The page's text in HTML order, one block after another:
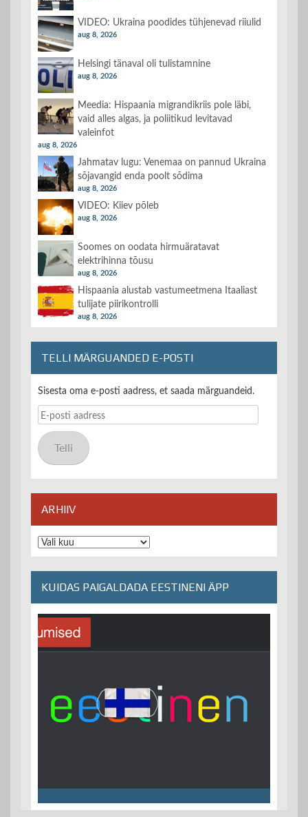
VIDEO: Ukraina poodides tühjenevad riiulid
aug 8, 2026
Helsingi tänaval oli tulistamnine
aug 8, 2026
Meedia: Hispaania migrandikriis pole läbi,
vaid alles algas, ja poliitikud levitavad
valeinfot
aug 8, 2026
Jahmatav lugu: Venemaa on pannud Ukraina
sõjavangid enda poolt sõdima
aug 8, 2026
VIDEO: Kiiev põleb
aug 8, 2026
Soomes on oodata hirmuäratavat
elektrihinna tõusu
aug 8, 2026
Hispaania alustab vastumeetmena Itaaliast
tulijate piirikontrolli
aug 8, 2026
TELLI MÄRGUANDED E-POSTI
Sisesta oma e-posti aadress, et saada märguandeid.
E-
posti
aadress
Telli
ARHIIV
Arhiiv
KUIDAS PAIGALDADA EESTINENI ÄPP